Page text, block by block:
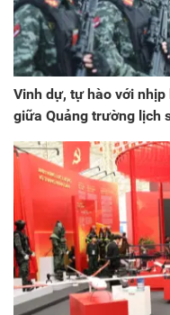
Vinh dự, tự hào với
giữa Quảng trường lịch